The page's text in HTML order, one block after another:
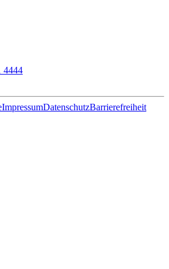
4444
ImpressumDatenschutzBarrierefreiheit